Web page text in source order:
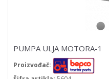
PUMPA ULJA MOTORA-1
Proizvođač: